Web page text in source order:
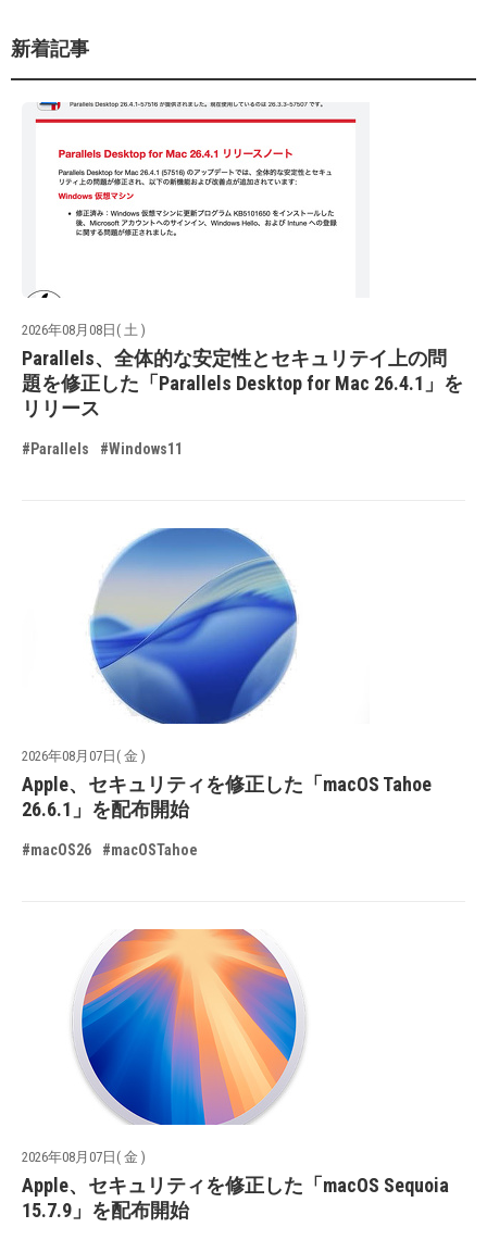
新着記事
2026年08月08日( 土 )
Parallels、全体的な安定性とセキュリテイ上の問
題を修正した「Parallels Desktop for Mac 26.4.1」を
リリース
#Parallels #Windows11
2026年08月07日( 金 )
Apple、セキュリティを修正した「macOS Tahoe
26.6.1」を配布開始
#macOS26 #macOSTahoe
2026年08月07日( 金 )
Apple、セキュリティを修正した「macOS Sequoia
15.7.9」を配布開始